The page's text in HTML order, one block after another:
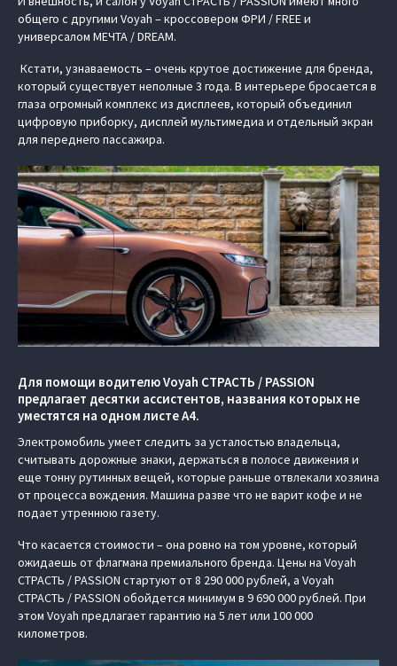
общего с другими Voyah – кроссовером ФРИ / FREE и
универсалом МЕЧТА / DREAM.
Кстати, узнаваемость – очень крутое достижение для бренда,
который существует неполные 3 года. В интерьере бросается в
глаза огромный комплекс из дисплеев, который объединил
цифровую приборку, дисплей мультимедиа и отдельный экран
для переднего пассажира.
Для помощи водителю Voyah СТРАСТЬ / PASSION
предлагает десятки ассистентов, названия которых не
уместятся на одном листе А4.
Электромобиль умеет следить за усталостью владельца,
считывать дорожные знаки, держаться в полосе движения и
еще тонну рутинных вещей, которые раньше отвлекали хозяина
от процесса вождения. Машина разве что не варит кофе и не
подает утреннюю газету.
Что касается стоимости – она ровно на том уровне, который
ожидаешь от флагмана премиального бренда. Цены на Voyah
СТРАСТЬ / PASSION стартуют от 8 290 000 рублей, а Voyah
СТРАСТЬ / PASSION обойдется минимум в 9 690 000 рублей. При
этом Voyah предлагает гарантию на 5 лет или 100 000
километров.